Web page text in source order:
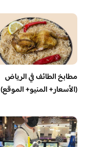
مطابخ الطائف في الرياض
(الأسعار+ المنيو+ الموقع)